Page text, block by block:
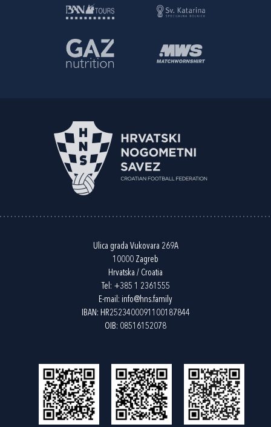
Ulica grada Vukovara 269A
10000 Zagreb
Hrvatska / Croatia
Tel: +385 1 2361555
E-mail: info@hns.family
IBAN: HR2523400091100187844
OIB: 08516152078